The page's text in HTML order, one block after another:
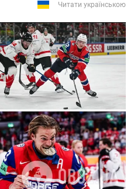
Читати українською